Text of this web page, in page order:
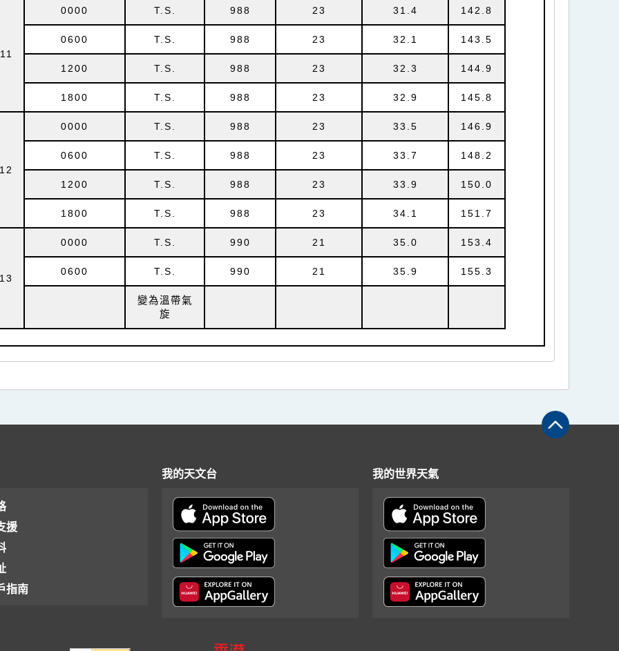
11
0000 T.S. 988 23 31.4 142.8
0600 T.S. 988 23 32.1 143.5
1200 T.S. 988 23 32.3 144.9
1800 T.S. 988 23 32.9 145.8
12
0000 T.S. 988 23 33.5 146.9
0600 T.S. 988 23 33.7 148.2
1200 T.S. 988 23 33.9 150.0
1800 T.S. 988 23 34.1 151.7
13
0000 T.S. 990 21 35.0 153.4
0600 T.S. 990 21 35.9 155.3
變為溫帶氣
旋
援
指南
我的天文台 我的世界天氣